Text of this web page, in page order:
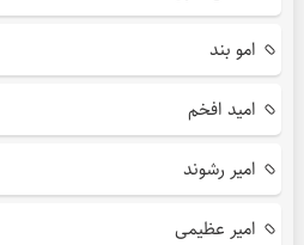
امو بند
امید افخم
امیر رشوند
امیر عظیمی